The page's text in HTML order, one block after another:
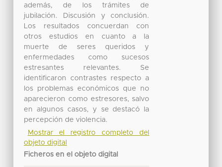
además, de los trámites de
jubilación. Discusión y conclusión.
Los resultados concuerdan con
otros estudios en cuanto a la
muerte de seres queridos y
enfermedades como sucesos
estresantes relevantes. Se
identificaron contrastes respecto a
los problemas económicos que no
aparecieron como estresores, salvo
en algunos casos, y se destacó la
percepción de violencia.
Mostrar el registro completo del
objeto digital
Ficheros en el objeto digital